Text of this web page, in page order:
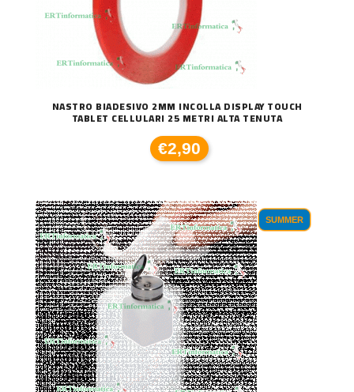
NASTRO BIADESIVO 2MM INCOLLA DISPLAY TOUCH
TABLET CELLULARI 25 METRI ALTA TENUTA
€2,90
SUMMER